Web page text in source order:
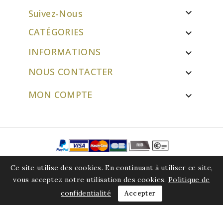
Suivez-Nous

CATÉGORIES

INFORMATIONS

NOUS CONTACTER

Ce site utilise des cookies. En continuant à utiliser ce site,
vous acceptez notre utilisation des cookies. Politique de
confidentialité
Accepter
MON COMPTE 
© 2026 - Logiciel e-commerce par atablecreation.com